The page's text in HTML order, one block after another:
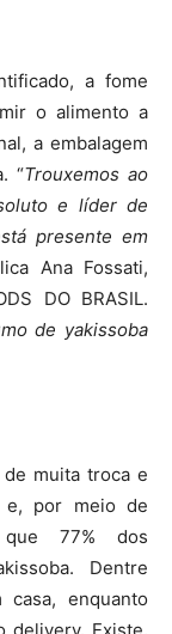
a fome
o alimento a
a embalagem
“Trouxemos ao
e líder de
presente em
Ana Fossati,
DO BRASIL.
de yakissoba
muita troca e
e, por meio de
77% dos
Dentre
casa, enquanto